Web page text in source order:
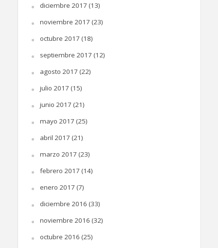
diciembre 2017 (13)
noviembre 2017 (23)
octubre 2017 (18)
septiembre 2017 (12)
agosto 2017 (22)
julio 2017 (15)
junio 2017 (21)
mayo 2017 (25)
abril 2017 (21)
marzo 2017 (23)
febrero 2017 (14)
enero 2017 (7)
diciembre 2016 (33)
noviembre 2016 (32)
octubre 2016 (25)